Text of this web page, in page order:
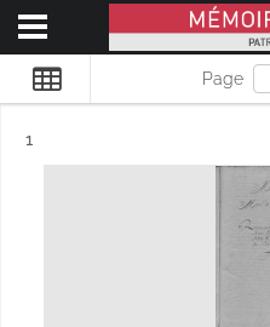
Mémoire Vive patrimoine
Ouvrir le menu déroulant
Page
Résultat n°
1